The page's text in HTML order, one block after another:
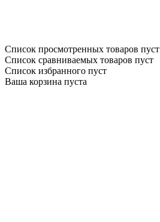
Список просмотренных товаров пуст
Список сравниваемых товаров пуст
Список избранного пуст
Ваша корзина пуста